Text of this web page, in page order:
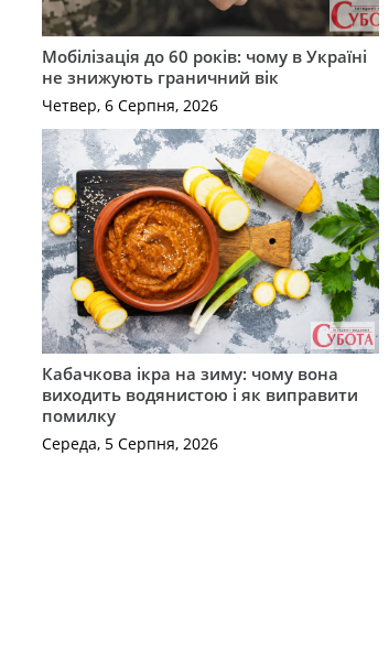
Мобілізація до 60 років: чому в Україні
не знижують граничний вік
Четвер, 6 Серпня, 2026
Кабачкова ікра на зиму: чому вона
виходить водянистою і як виправити
помилку
Середа, 5 Серпня, 2026